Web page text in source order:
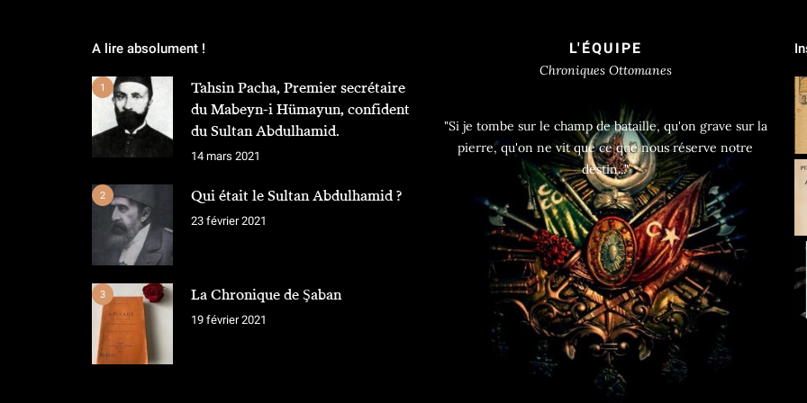
A lire absolument !
1
Tahsin Pacha, Premier secrétaire
du Mabeyn-i Hümayun, confident
du Sultan Abdulhamid.
14 mars 2021
2 Qui était le Sultan Abdulhamid ?
23 février 2021
3 La Chronique de Şaban
19 février 2021
L'ÉQUIPE
Chroniques Ottomanes
"Si je tombe sur le champ de bataille, qu'on grave sur la
pierre, qu'on ne vit que ce que nous réserve notre
destin..."